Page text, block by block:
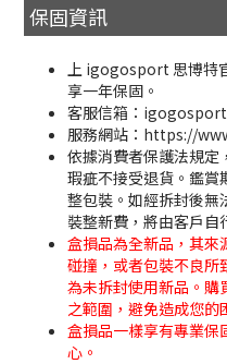
保固資訊
上 igogosport 思博特
享一年保固。
客服信箱：
服務網站：https://
依據消費者保護法規定
瑕疵不接受退貨。鑑賞
整包裝。如經拆封後無
裝整新費，將由客戶自
盒損品為全新品，其來
碰撞，或者包裝不良所
為未拆封使用新品。購
之範圍，避免造成您的
盒損品一樣享有專業保
心。